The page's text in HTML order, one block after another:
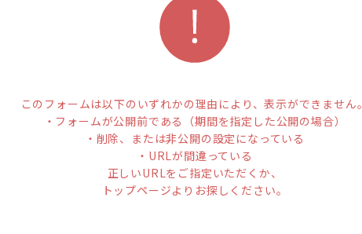
このフォームは以下のいずれかの理由により、表示ができません。
・フォームが公開前である（期間を指定した公開の場合）
・削除、または非公開の設定になっている
・URLが間違っている
正しいURLをご指定いただくか、
トップページよりお探しください。